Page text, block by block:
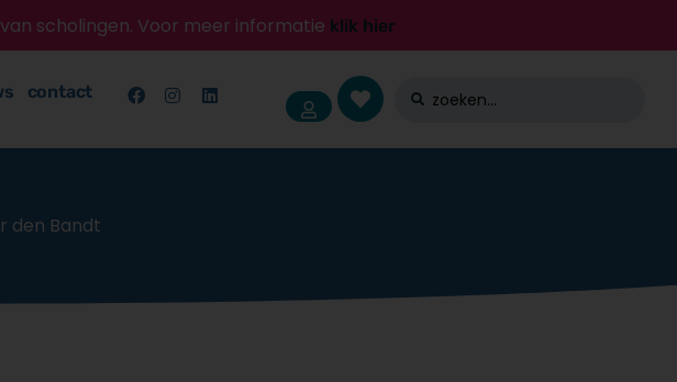
scholingen. Voor meer informatie klik hier
contact
den Bandt